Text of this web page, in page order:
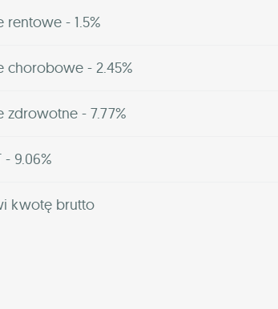
rentowe - 1.5%
chorobowe - 2.45%
zdrowotne - 7.77%
- 9.06%
kwotę brutto